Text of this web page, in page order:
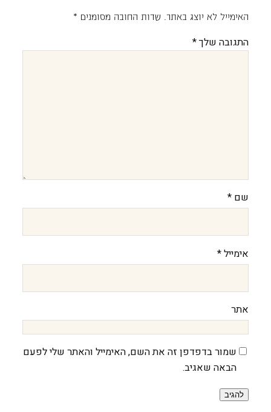
האימייל לא יוצג באתר. שדות החובה מסומנים *
התגובה שלך*
שם *
אימייל*
אתר
שמור בדפדפן זה את השם, האימייל והאתר שלי לפעם
הבאה שאגיב.